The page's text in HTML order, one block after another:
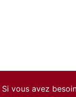
Si vous avez